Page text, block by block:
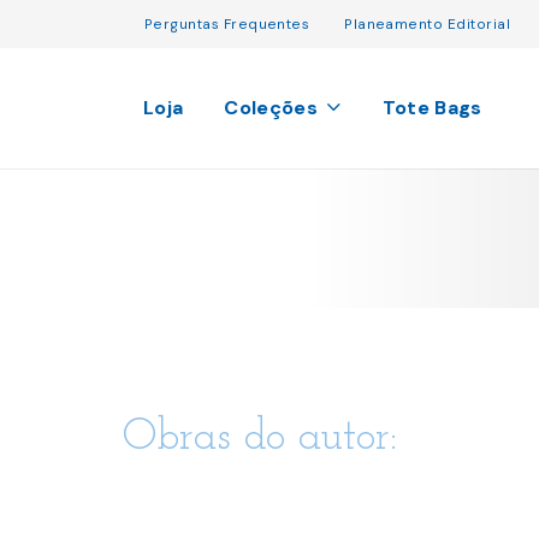
Perguntas Frequentes Planeamento Editorial
Loja Coleções Tote Bags
Obras do autor: